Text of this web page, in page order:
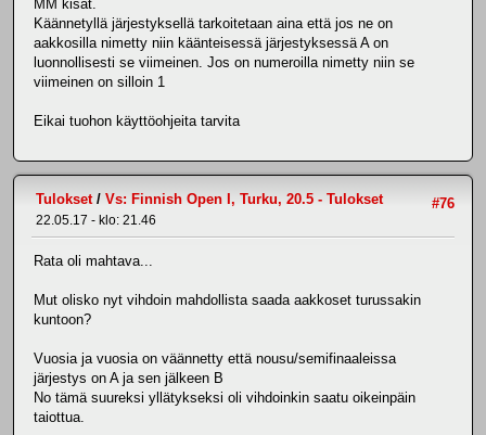
MM kisat.
Käännetyllä järjestyksellä tarkoitetaan aina että jos ne on
aakkosilla nimetty niin käänteisessä järjestyksessä A on
luonnollisesti se viimeinen. Jos on numeroilla nimetty niin se
viimeinen on silloin 1
Eikai tuohon käyttöohjeita tarvita
#76
Tulokset/ Vs: Finnish Open I, Turku, 20.5 - Tulokset
22.05.17 - klo: 21.46
Rata oli mahtava...
Mut olisko nyt vihdoin mahdollista saada aakkoset turussakin
kuntoon?
Vuosia ja vuosia on väännetty että nousu/semifinaaleissa
järjestys on A ja sen jälkeen B
No tämä suureksi yllätykseksi oli vihdoinkin saatu oikeinpäin
taiottua.